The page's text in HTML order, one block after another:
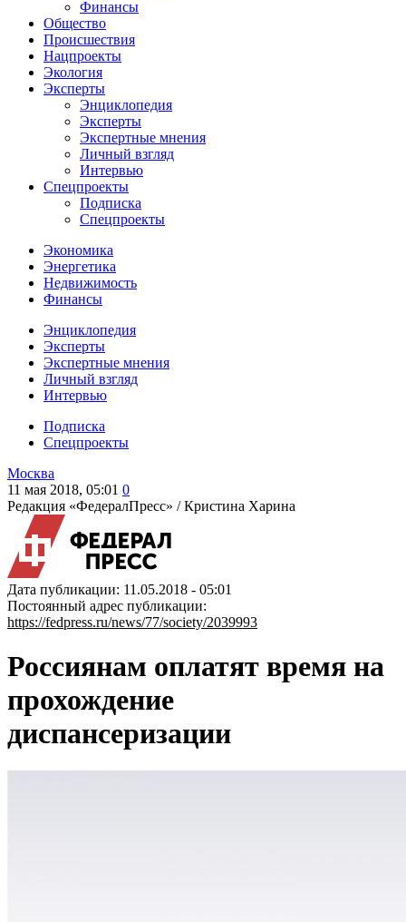
Финансы
Общество
Происшествия
Нацпроекты
Экология
Эксперты
Энциклопедия
Эксперты
Экспертные мнения
Личный взгляд
Интервью
Спецпроекты
Подписка
Спецпроекты
Экономика
Энергетика
Недвижимость
Финансы
Энциклопедия
Эксперты
Экспертные мнения
Личный взгляд
Интервью
Подписка
Спецпроекты
Москва
11 мая 2018, 05:01 0
Редакция «ФедералПресс» /Кристина Харина
Дата публикации: 11.05.2018 - 05:01
Постоянный адрес публикации:
https://fedpress.ru/news/77/society/2039993
Россиянам оплатят время на
прохождение
диспансеризации